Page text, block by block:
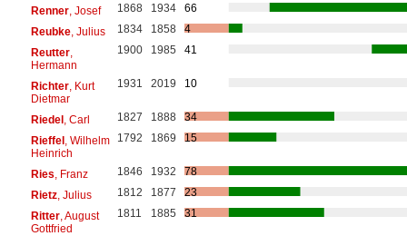
Renner, Josef 1868 1934
66
Reubke, Julius 1834 1858
4
Reutter,
Hermann
1900 1985 41
Richter, Kurt
Dietmar
1931 2019 10
Riedel, Carl 1827 1888
34
Rieffel, Wilhelm
Heinrich
1792 1869 15
Ries , Franz 1846 1932
78
Rietz, Julius 1812 1877
23
Ritter, August
Gottfried
1811 1885 31